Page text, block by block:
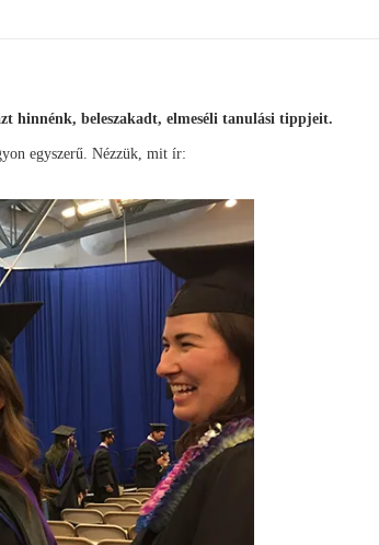
hinnénk, beleszakadt, elmeséli tanulási tippjeit.
egyszerű. Nézzük, mit ír: